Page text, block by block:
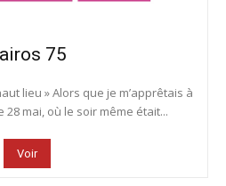
75
lieu » Alors que je m’apprêtais à
mai, où le soir même était...
Voir